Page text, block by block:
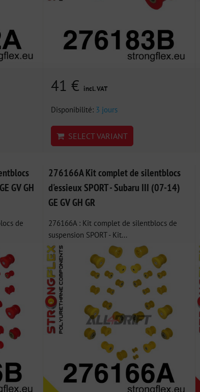
41 € incl. VAT
Disponibilité: 3 jours
SELECT VARIANT
GV GH
de
276166A Kit complet de silentblocs
d'essieux SPORT - Subaru III (07-14)
GE GV GH GR
276166A : Kit complet de silentblocs de
suspension SPORT - Kit...